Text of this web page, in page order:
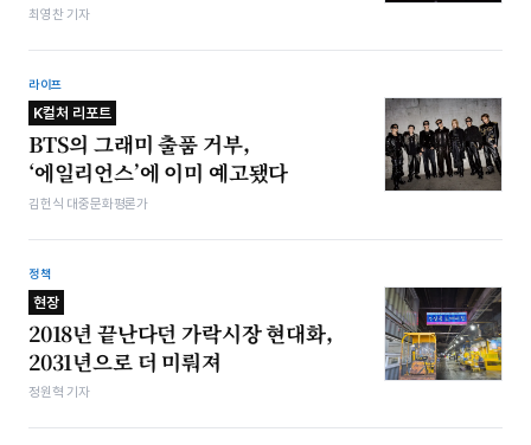
최영찬 기자
라이프
K컬처 리포트
BTS의 그래미 출품 거부,
‘에일리언스’에 이미 예고됐다
김헌식 대중문화평론가
정책
현장
2018년 끝난다던 가락시장 현대화,
2031년으로 더 미뤄져
정원혁 기자